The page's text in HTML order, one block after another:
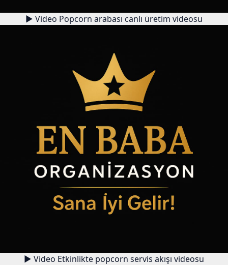
▶ Video Popcorn arabası canlı üretim videosu
▶ Video Etkinlikte popcorn servis akışı videosu